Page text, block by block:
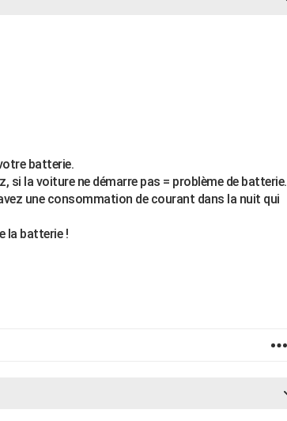
batterie.
si la voiture ne démarre pas = problème de batterie.
une consommation de courant dans la nuit qui
la batterie !